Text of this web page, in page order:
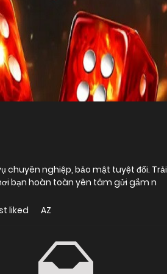
chuyên nghiệp, bảo mật tuyệt đối. Trải
bạn hoàn toàn yên tâm gửi gắm n
liked AZ